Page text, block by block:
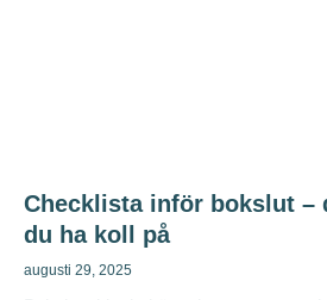
Checklista inför bokslut –
du ha koll på
augusti 29, 2025